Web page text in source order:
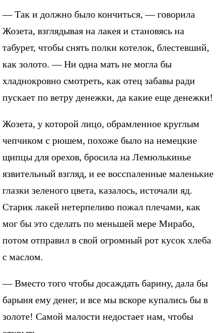
— Так и должно было кончиться, — говорила
Жозета, взглядывая на лакея и становясь на
табурет, чтобы снять полки котелок, блестевший,
как золото. — Ни одна мать не могла бы
хладнокровно смотреть, как отец забавы ради
пускает по ветру денежки, да какие еще денежки!
Жозета, у которой лицо, обрамленное круглым
чепчиком с рюшем, похоже было на немецкие
щипцы для орехов, бросила на Лемюлькинье
язвительный взгляд, и ее восспаленные маленькие
глазки зеленого цвета, казалось, источали яд.
Старик лакей нетерпеливо пожал плечами, как
мог бы это сделать по меньшей мере Мирабо,
потом отправил в свой огромный рот кусок хлеба
с маслом.
— Вместо того чтобы досаждать барину, дала бы
барыня ему денег, и все мы вскоре купались бы в
золоте! Самой малости недостает нам, чтобы